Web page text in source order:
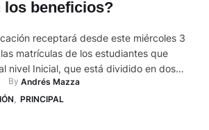
los beneficios?
receptará desde este miércoles 3
matrículas de los estudiantes que
nivel Inicial, que está dividido en dos
niños de tres años; y el Inicial II, para
El requisito para que los niños puedan …
By Andrés Mazza
PRINCIPAL